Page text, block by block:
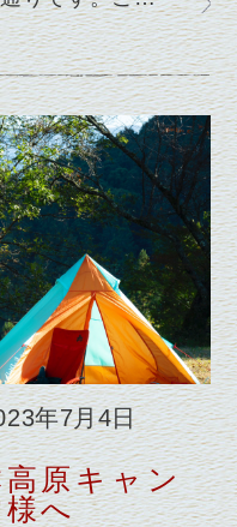
年7月4日
原キャン
へ